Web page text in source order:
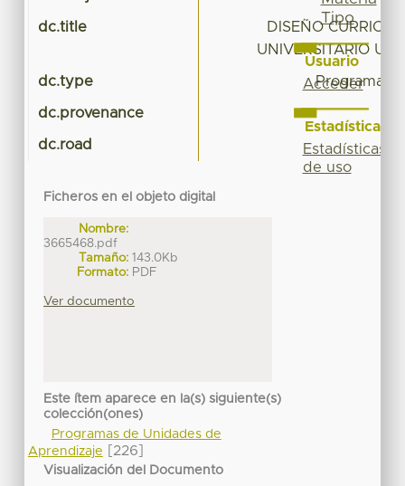
dc.title
DISEÑO
UNIVERSITARIO
dc.type Programa
dc.provenance
dc.road
Ficheros en el objeto digital
Nombre:
3665468.pdf
Tamaño: 143.0Kb
Formato: PDF
Ver documento
Este ítem aparece en la(s) siguiente(s)
colección(ones)
Programas de Unidades de
Aprendizaje
[226]
Visualización del Documento
Tipo
Usuario
Acceder
Estadísticas
Estadísticas
de uso